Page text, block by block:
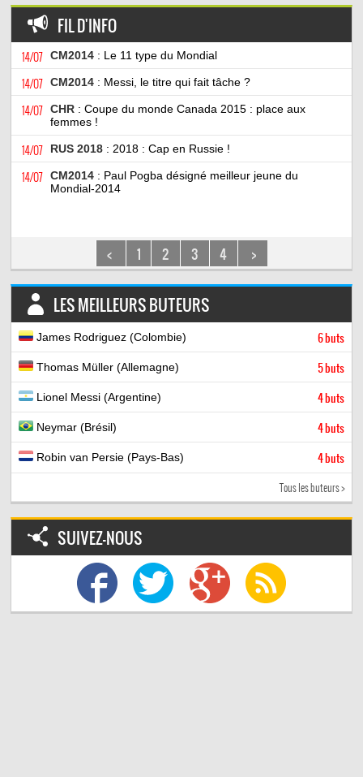
FIL D'INFO
14/07 CM2014 : Le 11 type du Mondial
14/07 CM2014 : Messi, le titre qui fait tâche ?
14/07 CHR : Coupe du monde Canada 2015 : place aux
femmes !
14/07 RUS 2018 : 2018 : Cap en Russie !
14/07 CM2014 : Paul Pogba désigné meilleur jeune du
Mondial-2014
< 1 2 3 4 >
LES MEILLEURS BUTEURS
James Rodriguez (Colombie) 6 buts
Thomas Müller (Allemagne) 5 buts
Lionel Messi (Argentine) 4 buts
Neymar (Brésil) 4 buts
Robin van Persie (Pays-Bas) 4 buts
Tous les buteurs >
SUIVEZ-NOUS